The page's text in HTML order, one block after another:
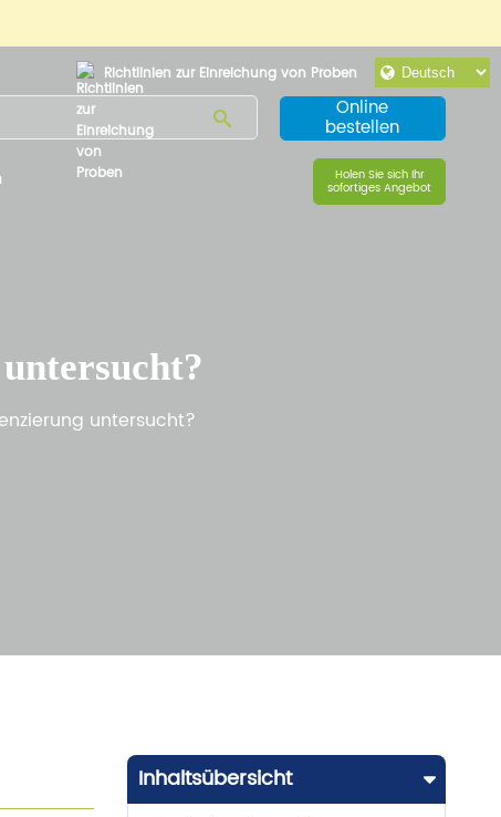
Richtlinien zur Einreichung von Proben
Online
bestellen
Holen Sie sich Ihr
sofortiges Angebot
untersucht?
Inhaltsübersicht